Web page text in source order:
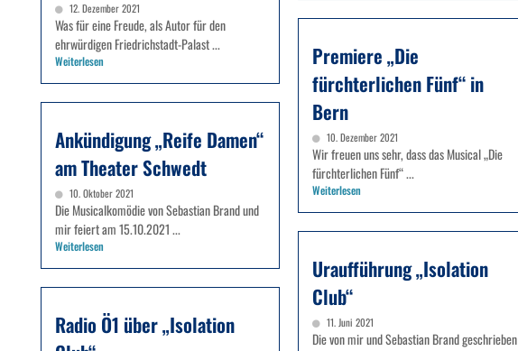
12. Dezember 2021
Was für eine Freude, als Autor für den
ehrwürdigen Friedrichstadt-Palast ...
Weiterlesen
Premiere „Die
fürchterlichen Fünf“ in
Bern
10. Dezember 2021
Wir freuen uns sehr, dass das Musical „Die
fürchterlichen Fünf“ ...
Weiterlesen
Ankündigung „Reife Damen“
am Theater Schwedt
10. Oktober 2021
Die Musicalkomödie von Sebastian Brand und
mir feiert am 15.10.2021 ...
Weiterlesen
Uraufführung „Isolation
Club“
11. Juni 2021
Die von mir und Sebastian Brand geschrieben
Radio Ö1 über „Isolation